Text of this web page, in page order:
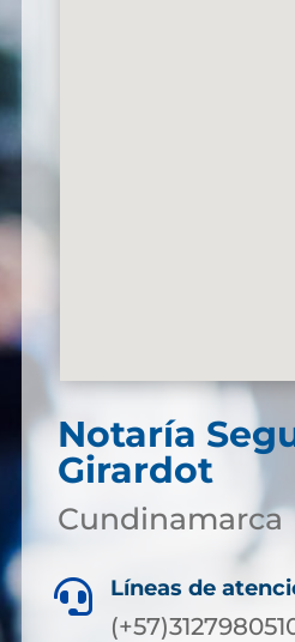
Notaría
Girardot
Cundinamarca
 Líneas de